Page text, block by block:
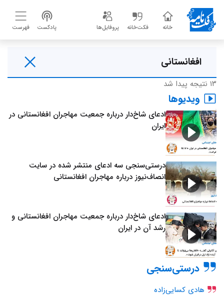
خانه فکت‌خانه پروفایل‌ها پادکست فهرست
فکت‌نامه
۱۳ نتیجه پیدا شد
ویدیوها
ادعای شاخ‌دار درباره جمعیت مهاجران افغانستانی در
ایران
درستی‌سنجی سه ادعای منتشر شده در سایت
انصاف‌نیوز درباره مهاجران افغانستانی
ادعای شاخ‌دار درباره جمعیت مهاجران افغانستانی و
رشد آن در ایران
درستی‌سنجی
هادی کسایی‌زاده